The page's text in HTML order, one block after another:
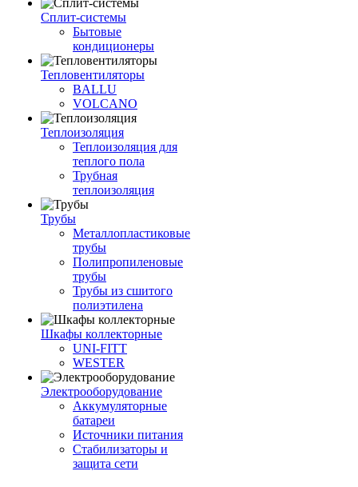
Сплит-системы
Бытовые
кондиционеры
Тепловентиляторы
BALLU
VOLCANO
Теплоизоляция
Теплоизоляция для
теплого пола
Трубная
теплоизоляция
Трубы
Металлопластиковые
трубы
Полипропиленовые
трубы
Трубы из сшитого
полиэтилена
Шкафы коллекторные
UNI-FITT
WESTER
Электрооборудование
Аккумуляторные
батареи
Источники питания
Стабилизаторы и
защита сети